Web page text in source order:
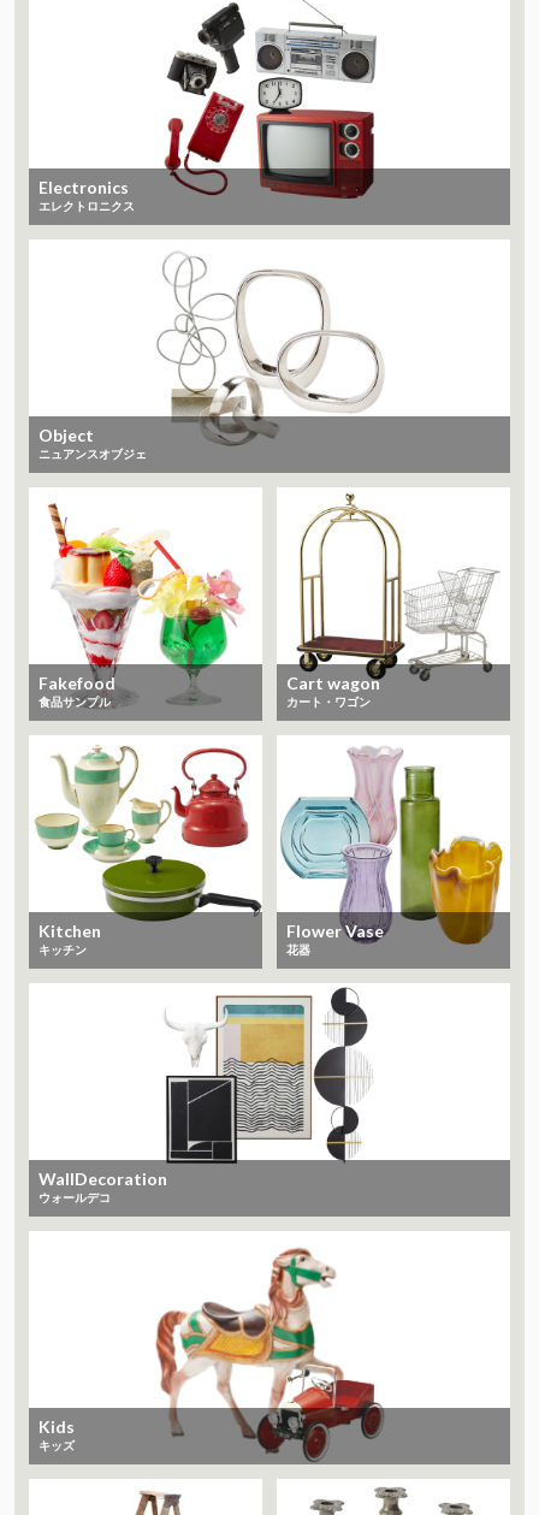
Electronics
エレクトロニクス
Object
ニュアンスオブジェ
Fakefood
食品サンプル
Cart wagon
カート・ワゴン
Kitchen
キッチン
Flower Vase
花器
WallDecoration
ウォールデコ
Kids
キッズ